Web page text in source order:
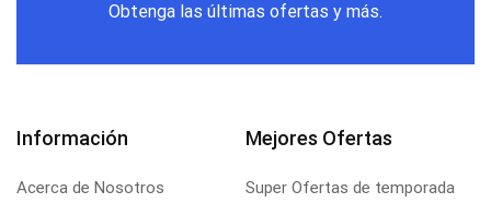
Obtenga las últimas ofertas y más.
Información
Acerca de Nosotros
Mejores Ofertas
Super Ofertas de temporada